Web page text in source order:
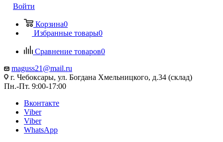
Войти
Корзина0
Избранные товары0
Сравнение товаров0
maguss21@mail.ru
г. Чебоксары, ул. Богдана Хмельницкого, д.34 (склад)
Пн.-Пт. 9:00-17:00
Вконтакте
Viber
Viber
WhatsApp